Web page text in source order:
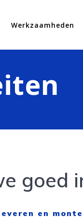
Werkzaamheden
goed
en